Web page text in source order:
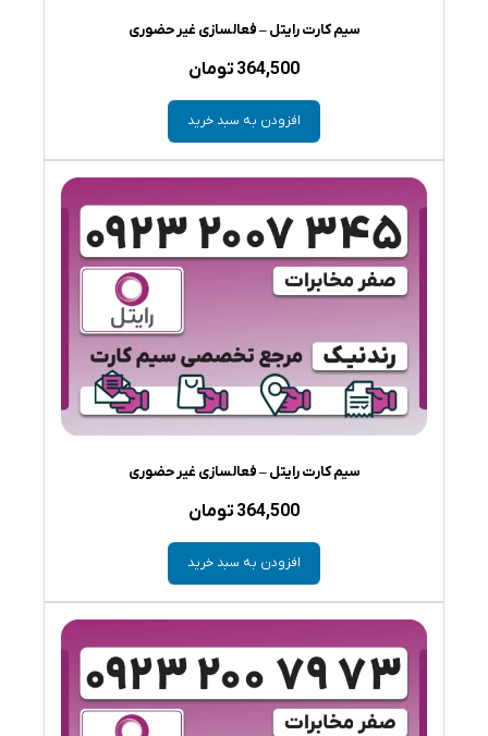
سیم کارت رایتل – فعالسازی غیر حضوری
364,500 تومان
افزودن به سبد خرید
سیم کارت رایتل – فعالسازی غیر حضوری
364,500 تومان
افزودن به سبد خرید